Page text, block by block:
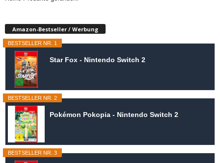
Amazon-Bestseller / Werbung
BESTSELLER NR. 1
Star Fox - Nintendo Switch 2
BESTSELLER NR. 2
Pokémon Pokopia - Nintendo Switch 2
BESTSELLER NR. 3